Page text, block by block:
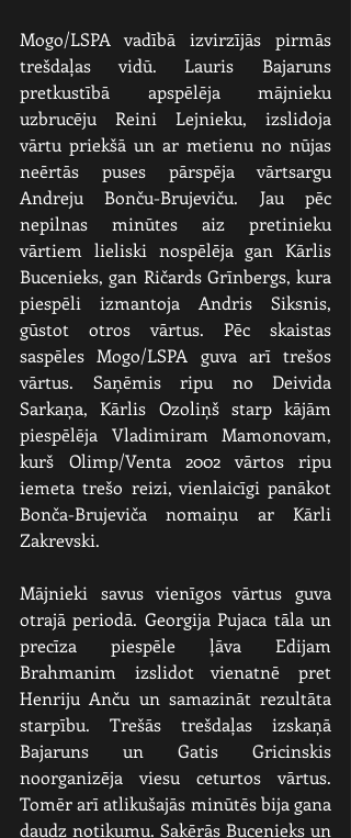
Mogo/LSPA vadībā izvirzījās pirmās
trešdaļas vidū. Lauris Bajaruns
pretkustībā apspēlēja mājnieku
uzbrucēju Reini Lejnieku, izslidoja
vārtu priekšā un ar metienu no nūjas
neērtās puses pārspēja vārtsargu
Andreju Bonču-Brujeviču. Jau pēc
nepilnas minūtes aiz pretinieku
vārtiem lieliski nospēlēja gan Kārlis
Bucenieks, gan Ričards Grīnbergs, kura
piespēli izmantoja Andris Siksnis,
gūstot otros vārtus. Pēc skaistas
saspēles Mogo/LSPA guva arī trešos
vārtus. Saņēmis ripu no Deivida
Sarkaņa, Kārlis Ozoliņš starp kājām
piespēlēja Vladimiram Mamonovam,
kurš Olimp/Venta 2002 vārtos ripu
iemeta trešo reizi, vienlaicīgi panākot
Bonča-Brujeviča nomaiņu ar Kārli
Zakrevski.
Mājnieki savus vienīgos vārtus guva
otrajā periodā. Georgija Pujaca tāla un
precīza piespēle ļāva Edijam
Brahmanim izslidot vienatnē pret
Henriju Anču un samazināt rezultāta
starpību. Trešās trešdaļas izskaņā
Bajaruns un Gatis Gricinskis
noorganizēja viesu ceturtos vārtus.
Tomēr arī atlikušajās minūtēs bija gana
daudz notikumu. Saķērās Bucenieks un